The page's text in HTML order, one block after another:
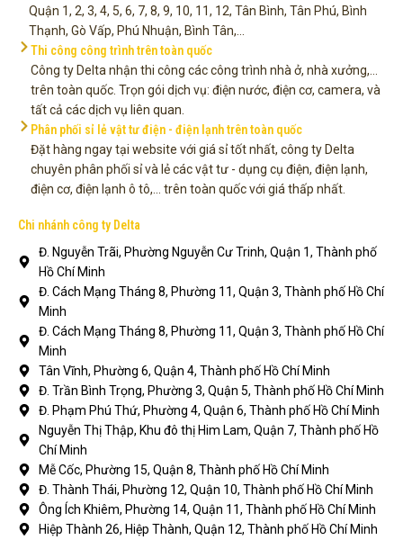
Quận 1, 2, 3, 4, 5, 6, 7, 8, 9, 10, 11, 12, Tân Bình, Tân Phú, Bình
Thạnh, Gò Vấp, Phú Nhuận, Bình Tân,...
Thi công công trình trên toàn quốc
Công ty Delta nhận thi công các công trình nhà ở, nhà xưởng,...
trên toàn quốc. Trọn gói dịch vụ: điện nước, điện cơ, camera, và
tất cả các dịch vụ liên quan.
Phân phối sỉ lẻ vật tư điện - điện lạnh trên toàn quốc
Đặt hàng ngay tại website với giá sỉ tốt nhất, công ty Delta
chuyên phân phối sỉ và lẻ các vật tư - dụng cụ điện, điện lạnh,
điện cơ, điện lạnh ô tô,... trên toàn quốc với giá thấp nhất.
Chi nhánh công ty Delta
Đ. Nguyễn Trãi, Phường Nguyễn Cư Trinh, Quận 1, Thành phố
Hồ Chí Minh
Đ. Cách Mạng Tháng 8, Phường 11, Quận 3, Thành phố Hồ Chí
Minh
Đ. Cách Mạng Tháng 8, Phường 11, Quận 3, Thành phố Hồ Chí
Minh
Tân Vĩnh, Phường 6, Quận 4, Thành phố Hồ Chí Minh
Đ. Trần Bình Trọng, Phường 3, Quận 5, Thành phố Hồ Chí Minh
Đ. Phạm Phú Thứ, Phường 4, Quận 6, Thành phố Hồ Chí Minh
Nguyễn Thị Thập, Khu đô thị Him Lam, Quận 7, Thành phố Hồ
Chí Minh
Mễ Cốc, Phường 15, Quận 8, Thành phố Hồ Chí Minh
Đ. Thành Thái, Phường 12, Quận 10, Thành phố Hồ Chí Minh
Ông Ích Khiêm, Phường 14, Quận 11, Thành phố Hồ Chí Minh
Hiệp Thành 26, Hiệp Thành, Quận 12, Thành phố Hồ Chí Minh